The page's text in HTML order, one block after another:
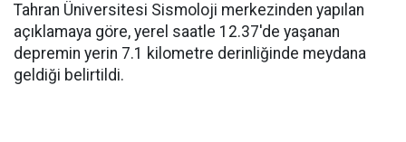
Tahran Üniversitesi Sismoloji merkezinden yapılan
açıklamaya göre, yerel saatle 12.37'de yaşanan
depremin yerin 7.1 kilometre derinliğinde meydana
geldiği belirtildi.